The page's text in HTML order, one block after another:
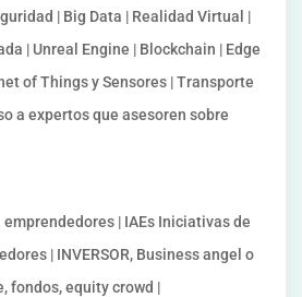
| Big Data | Realidad Virtual |
| Unreal Engine | Blockchain | Edge
of Things y Sensores | Transporte
a expertos que asesoren sobre
emprendedores | IAEs Iniciativas de
| INVERSOR, Business angel o
fondos, equity crowd |